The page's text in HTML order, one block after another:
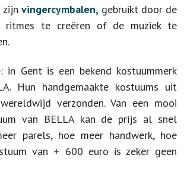
vingercymbalen, gebruikt door de
ritmes te creëren of de muziek te
in Gent is een bekend kostuummerk
Hun handgemaakte kostuums uit
verzonden. Van een mooi
van BELLA kan de prijs al snel
parels, hoe meer handwerk, hoe
van + 600 euro is zeker geen